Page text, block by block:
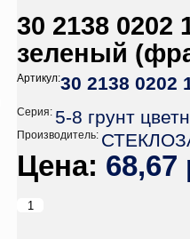
30 2138 0202
зеленый
Артикул:30 2138 0202
Серия: 5-8 грунт
Производитель:
68,67